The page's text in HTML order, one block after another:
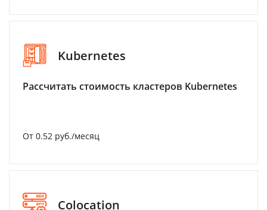
Kubernetes
Рассчитать стоимость кластеров Kubernetes
От 0.52 руб./месяц
Colocation